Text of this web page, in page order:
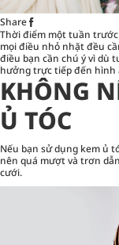
Share
Thời điểm một tuần trước
mọi điều nhỏ nhặt đều
điều bạn cần chú ý vì dù
hưởng trực tiếp đến hình
KHÔNG
Ủ TÓC
Nếu bạn sử dụng kem ủ
nên quá mượt và trơn
cưới.